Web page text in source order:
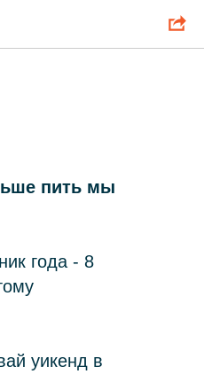
пить мы
года - 8
уикенд в